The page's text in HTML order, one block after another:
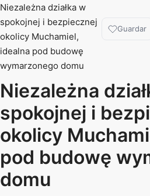
Niezależna działka w
spokojnej i bezpiecznej
okolicy Muchamiel,
idealna pod budowę
wymarzonego domu
Guardar
Niezależna
spokojnej i
okolicy
pod budowę
domu